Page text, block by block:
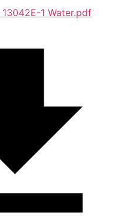
1 Water.pdf